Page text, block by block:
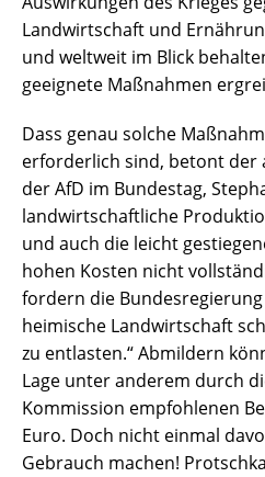
Landwirtschaft und
und weltweit im Blick
geeignete Maßnahmen
Dass genau solche
erforderlich sind, betont der
der AfD im Bundestag,
landwirtschaftliche
und auch die leicht
hohen Kosten nicht
fordern die
heimische Landwirtschaft
zu entlasten.“ Abmildern
Lage unter anderem durch
Kommission empfohlenen
Euro. Doch nicht einmal
Gebrauch machen!